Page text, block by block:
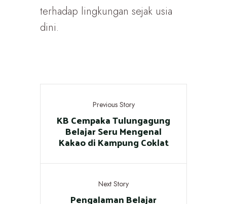
terhadap lingkungan sejak usia
dini.
Previous Story
KB Cempaka Tulungagung
Belajar Seru Mengenal
Kakao di Kampung Coklat
Next Story
Pengalaman Belajar